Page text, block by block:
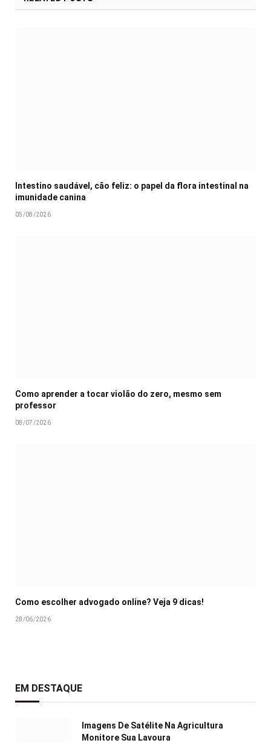
Intestino saudável, cão feliz: o papel da flora intestinal na
imunidade canina
05/08/2026
Como aprender a tocar violão do zero, mesmo sem
professor
08/07/2026
Como escolher advogado online? Veja 9 dicas!
28/06/2026
EM DESTAQUE
Imagens De Satélite Na Agricultura
Monitore Sua Lavoura